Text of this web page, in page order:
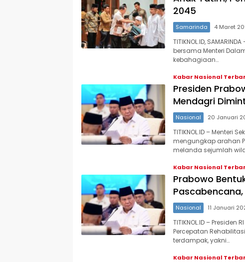
2045
Samarinda 4 Maret
TITIKNOL.ID,
bersama Menteri
kebahagiaan…
Kabar Nasional
Presiden
Mendagri
Nasional 20 Januari
TITIKNOL.ID – Menteri
mengungkap arahan
melanda sejumlah
Kabar Nasional
Prabowo
Nasional 11 Januari
TITIKNOL.ID –
Percepatan
terdampak, yakni…
Kabar Nasional